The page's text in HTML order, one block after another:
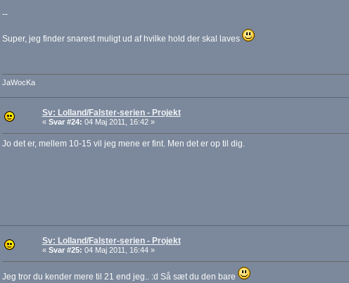
--
Super, jeg finder snarest muligt ud af hvilke hold der skal laves
JaWocKa
Sv: Lolland/Falster-serien - Projekt
« Svar #24: 04 Maj 2011, 16:42 »
Jo det er, mellem 10-15 vil jeg mene er fint. Men det er op til dig.
Sv: Lolland/Falster-serien - Projekt
« Svar #25: 04 Maj 2011, 16:44 »
Jeg tror du kender mere til 21 end jeg.. :d Så sæt du den bare